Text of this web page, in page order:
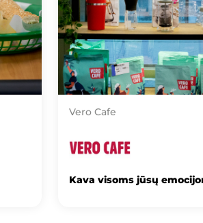
Vero Cafe
Kava visoms jūsų